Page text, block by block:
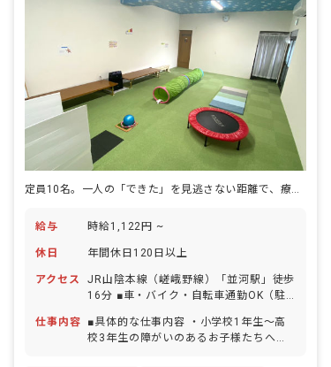
定員10名。一人の「できた」を見逃さない距離で、療育に向き合えます。
給与 時給1,122円 ~
休日 年間休日120日以上
アクセス
JR山陰本線（嵯峨野線）「並河駅」徒歩
16分 ■車・バイク・自転車通勤OK（駐
仕事内容
■具体的な仕事内容 ・小学校1年生～高
校3年生の障がいのあるお子様たちへの